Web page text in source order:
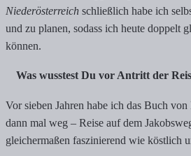
Niederösterreich schließlich habe ich
und zu planen, sodass ich heute doppelt
können.
Was wusstest Du vor Antritt der
Vor sieben Jahren habe ich das Buch
dann mal weg – Reise auf dem
gleichermaßen faszinierend wie köstlich